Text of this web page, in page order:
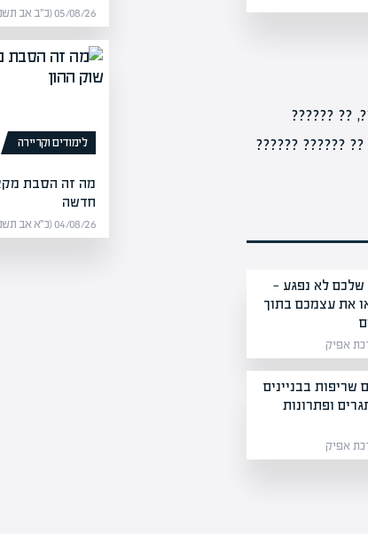
????????? ????? ??
?????? ??????
שלכם לא נפגע —
את עצמכם בתוך
שריפות בבניינים
ופתרונות
05/08/26 (כ״ב אב תשפ״ו) | מערכת אפיק
לימודים וקריירה
מה זה הסבת
חדשה
04/08/26 (כ״א אב תשפ״ו) | מערכת אפיק